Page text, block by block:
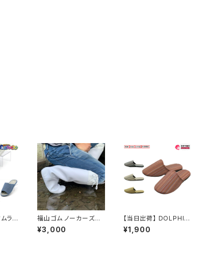
ムラ]
福山ゴム ノーカーズ＃0
08 長靴 防水 カバー付
幅広 暑熱対策 夏用 涼
¥3,000
【当日出荷】 DOLPHIN
しじら織ストライプ 日本
製 軽量 防滑 快適機能
¥1,900